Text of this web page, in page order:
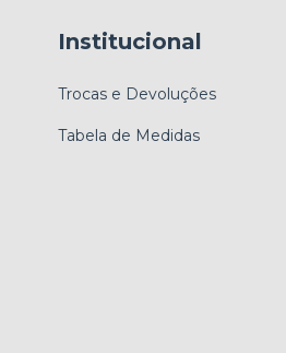
Institucional
Trocas e Devoluções
Tabela de Medidas